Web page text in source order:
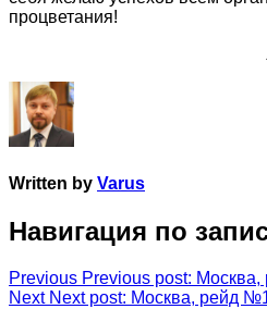
процветания!
Written by Varus
Навигация по
Previous Previous post:
Next Next post: Москва, рейд